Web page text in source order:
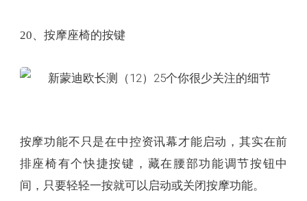
20、按摩座椅的按键
按摩功能不只是在中控资讯幕才能启动，其实在前
排座椅有个快捷按键，藏在腰部功能调节按钮中
间，只要轻轻一按就可以启动或关闭按摩功能。